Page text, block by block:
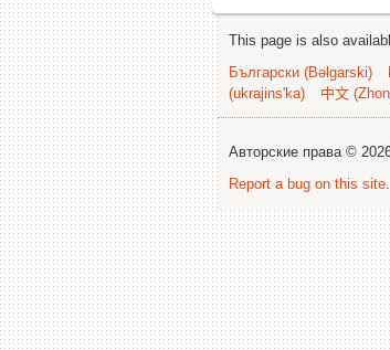
This page is also
Български (Bəlgarski)
(ukrajins'ka)
中文
Авторские права ©
Report a bug on this site.